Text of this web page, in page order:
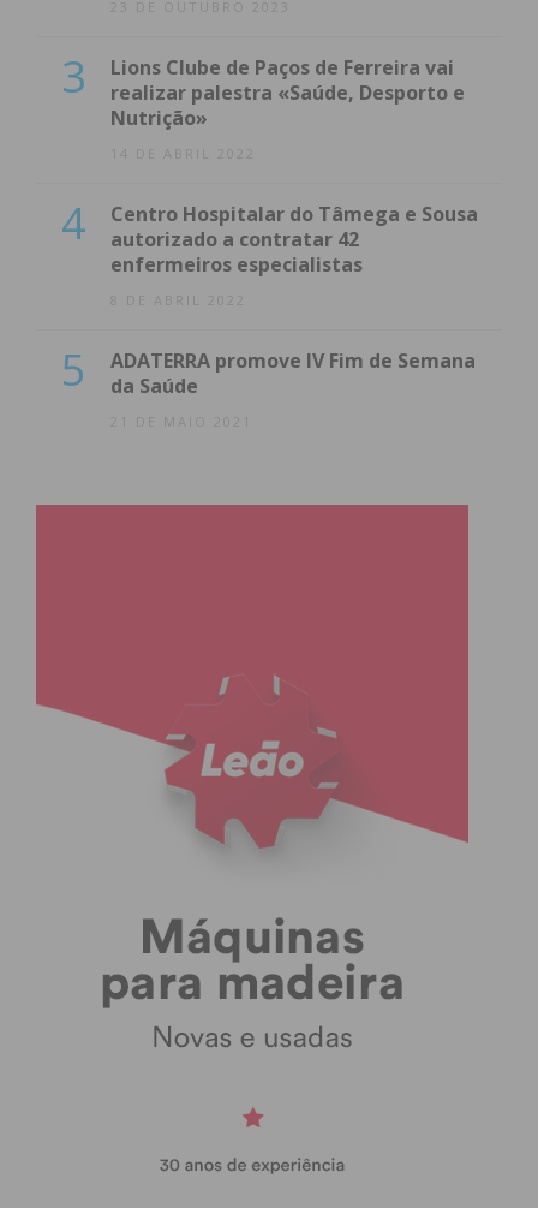
23 DE OUTUBRO 2023
3
Lions Clube de Paços de Ferreira vai
realizar palestra «Saúde, Desporto e
Nutrição»
14 DE ABRIL 2022
4
Centro Hospitalar do Tâmega e Sousa
autorizado a contratar 42
enfermeiros especialistas
8 DE ABRIL 2022
5
ADATERRA promove IV Fim de Semana
da Saúde
21 DE MAIO 2021